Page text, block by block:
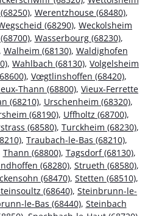
, Werentzhouse (68480),
(68290), Weckolsheim
, Wasserbourg (68230),
Walheim (68130), Waldighofen
, Wahlbach (68130), Volgelsheim
, Vœgtlinshoffen (68420),
Thann (68800), Vieux-Ferrette
(68210), Urschenheim (68320),
(68190), Uffholtz (68700),
(68580), Turckheim (68230),
, Traubach-le-Bas (68210),
Thann (68800), Tagsdorf (68130),
(68280), Strueth (68580),
(68470), Stetten (68510),
(68640), Steinbrunn-le-
le-Bas (68440), Steinbach